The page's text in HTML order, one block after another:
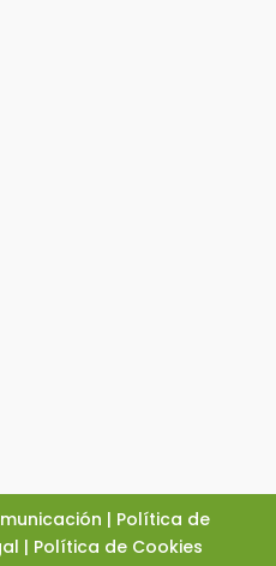
| Política de
| Política de Cookies